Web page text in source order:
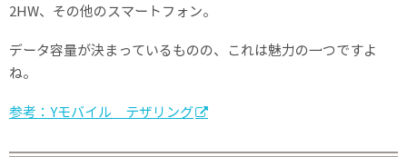
2HW、その他のスマートフォン。
データ容量が決まっているものの、これは魅力の一つですよ
ね。
参考：Yモバイル テザリング